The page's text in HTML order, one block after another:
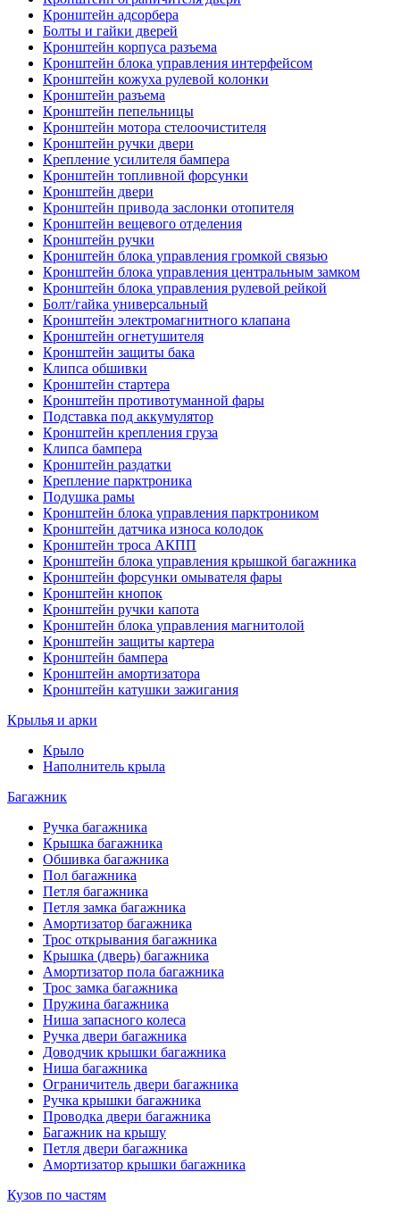
Кронштейн адсорбера
Болты и гайки дверей
Кронштейн корпуса разъема
Кронштейн блока управления интерфейсом
Кронштейн кожуха рулевой колонки
Кронштейн разъема
Кронштейн пепельницы
Кронштейн мотора стелоочистителя
Кронштейн ручки двери
Крепление усилителя бампера
Кронштейн топливной форсунки
Кронштейн двери
Кронштейн привода заслонки отопителя
Кронштейн вещевого отделения
Кронштейн ручки
Кронштейн блока управления громкой связью
Кронштейн блока управления центральным замком
Кронштейн блока управления рулевой рейкой
Болт/гайка универсальный
Кронштейн электромагнитного клапана
Кронштейн огнетушителя
Кронштейн защиты бака
Клипса обшивки
Кронштейн стартера
Кронштейн противотуманной фары
Подставка под аккумулятор
Кронштейн крепления груза
Клипса бампера
Кронштейн раздатки
Крепление парктроника
Подушка рамы
Кронштейн блока управления парктроником
Кронштейн датчика износа колодок
Кронштейн троса АКПП
Кронштейн блока управления крышкой багажника
Кронштейн форсунки омывателя фары
Кронштейн кнопок
Кронштейн ручки капота
Кронштейн блока управления магнитолой
Кронштейн защиты картера
Кронштейн бампера
Кронштейн амортизатора
Кронштейн катушки зажигания
Крылья и арки
Крыло
Наполнитель крыла
Багажник
Ручка багажника
Крышка багажника
Обшивка багажника
Пол багажника
Петля багажника
Петля замка багажника
Амортизатор багажника
Трос открывания багажника
Крышка (дверь) багажника
Амортизатор пола багажника
Трос замка багажника
Пружина багажника
Ниша запасного колеса
Ручка двери багажника
Доводчик крышки багажника
Ниша багажника
Ограничитель двери багажника
Ручка крышки багажника
Проводка двери багажника
Багажник на крышу
Петля двери багажника
Амортизатор крышки багажника
Кузов по частям